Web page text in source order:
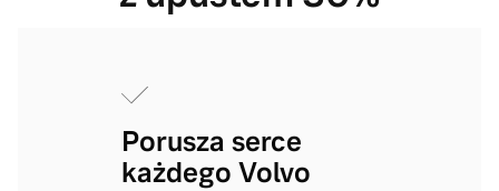
Porusza serce
każdego Volvo